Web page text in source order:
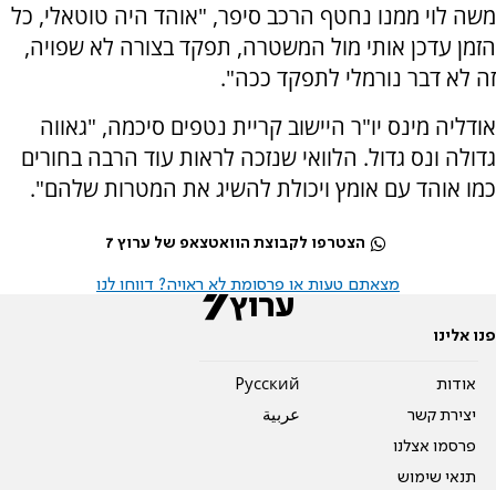
משה לוי ממנו נחטף הרכב סיפר, "אוהד היה טוטאלי, כל
הזמן עדכן אותי מול המשטרה, תפקד בצורה לא שפויה,
זה לא דבר נורמלי לתפקד ככה".
אודליה מינס יו"ר היישוב קריית נטפים סיכמה, "גאווה
גדולה ונס גדול. הלוואי שנזכה לראות עוד הרבה בחורים
כמו אוהד עם אומץ ויכולת להשיג את המטרות שלהם".
הצטרפו לקבוצת הוואטצאפ של ערוץ 7
מצאתם טעות או פרסומת לא ראויה? דווחו לנו
פנו אלינו
אודות
יצירת קשר
פרסמו אצלנו
תנאי שימוש
Pусский
عربية